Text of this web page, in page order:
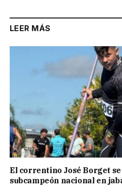
LEER MÁS
El correntino José Borget
subcampeón nacional en